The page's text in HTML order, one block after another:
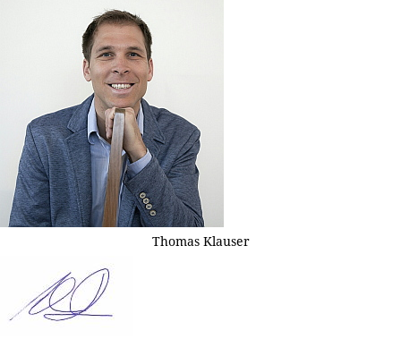
Thomas Klauser